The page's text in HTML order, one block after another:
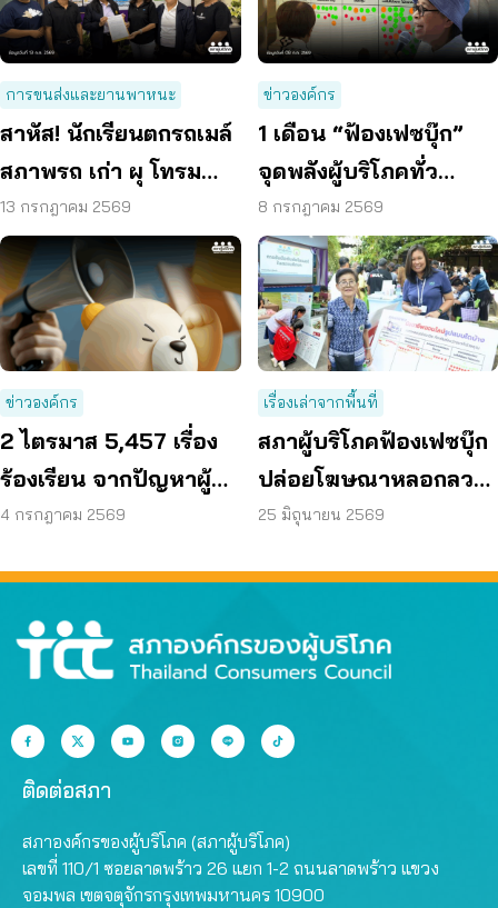
การขนส่งและยานพาหนะ
สาหัส! นักเรียนตกรถเมล์
สภาพรถ เก่า ผุ โทรม
ถามหามาตรฐานรถ
ปลอดภัย
13 กรกฎาคม 2569
ข่าวองค์กร
1 เดือน “ฟ้องเฟซบุ๊ก”
จุดพลังผู้บริโภคทั่ว
ประเทศ ดันแพลตฟอร์ม
ร่วมรับผิดชอบ
8 กรกฎาคม 2569
ข่าวองค์กร
2 ไตรมาส 5,457 เรื่อง
ร้องเรียน จากปัญหาผู้
บริโภค สู่การดันนโยบาย
4 กรกฎาคม 2569
เรื่องเล่าจากพื้นที่
สภาผู้บริโภคฟ้องเฟซบุ๊ก
ปล่อยโฆษณาหลอกลวง
เสียหายพันล้าน เครือ
#ฉันก็โดนเหมือนกัน
25 มิถุนายน 2569
ติดต่อสภา
สภาองค์กรของผู้บริโภค (สภาผู้บริโภค)
เลขที่ 110/1 ซอยลาดพร้าว 26 แยก 1-2 ถนนลาดพร้าว แขวง
จอมพล เขตจตุจักรกรุงเทพมหานคร 10900